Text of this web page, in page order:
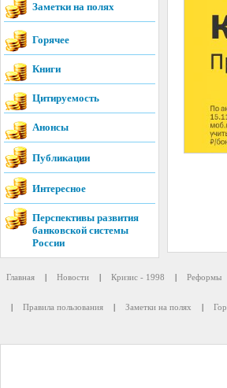
Заметки на полях
Горячее
Книги
Цитируемость
Анонсы
Публикации
Интересное
Перспективы развития
банковской системы
России
Главная | Новости | Кризис - 1998 | Реформы
| Правила пользования | Заметки на полях |